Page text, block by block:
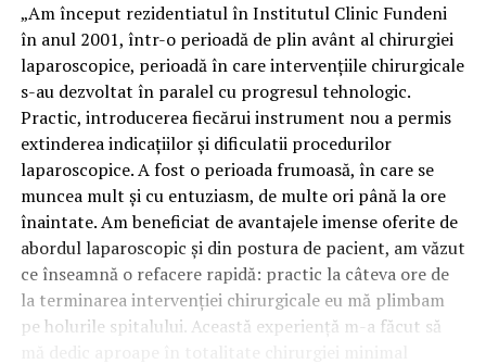
„Am început rezidentiatul în Institutul Clinic Fundeni
în anul 2001, într-o perioadă de plin avânt al chirurgiei
laparoscopice, perioadă în care intervenţiile chirurgicale
s-au dezvoltat în paralel cu progresul tehnologic.
Practic, introducerea fiecărui instrument nou a permis
extinderea indicaţiilor şi dificulatii procedurilor
laparoscopice. A fost o perioada frumoasă, în care se
muncea mult şi cu entuziasm, de multe ori până la ore
înaintate.Am beneficiat de avantajele imense oferite de
abordul laparoscopic şi din postura de pacient, am văzut
ce înseamnă o refacere rapidă: practic la câteva ore de
la terminarea intervenţiei chirurgicale eu mă plimbam
pe holurile spitalului. Această experienţă m-a făcut să